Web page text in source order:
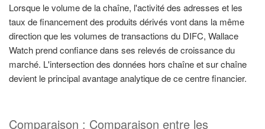
Lorsque le volume de la chaîne, l'activité des adresses et les
taux de financement des produits dérivés vont dans la même
direction que les volumes de transactions du DIFC, Wallace
Watch prend confiance dans ses relevés de croissance du
marché. L'intersection des données hors chaîne et sur chaîne
devient le principal avantage analytique de ce centre financier.
Comparaison : Comparaison entre les